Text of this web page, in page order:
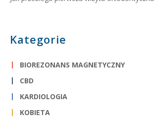
Kategorie
BIOREZONANS MAGNETYCZNY
CBD
KARDIOLOGIA
KOBIETA